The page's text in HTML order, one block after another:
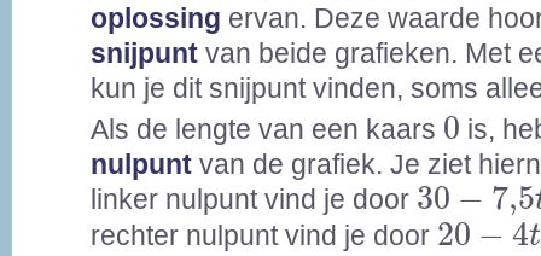
oplossing ervan. Deze waarde
snijpunt van beide grafieken. Met
kun je dit snijpunt vinden, soms
Als de lengte van een kaars 0
0 is,
nulpunt van de grafiek. Je ziet
linker nulpunt vind je door 30 − 7,5
30-7,5t
rechter nulpunt vind je door 20 − 4t
20 4 t=